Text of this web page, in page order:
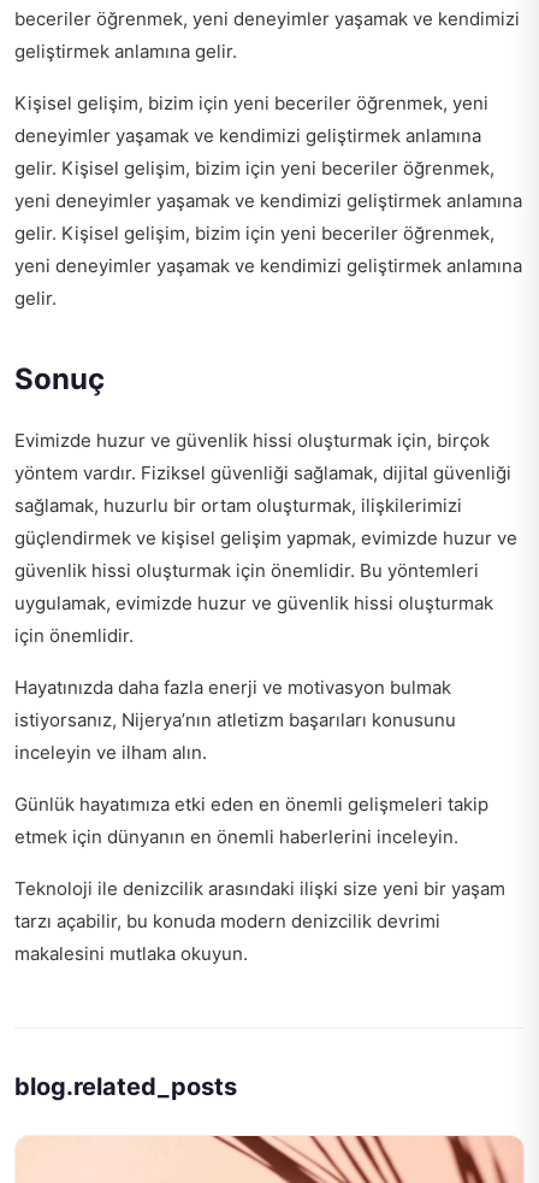
beceriler öğrenmek, yeni deneyimler yaşamak ve kendimizi
geliştirmek anlamına gelir.
Kişisel gelişim, bizim için yeni beceriler öğrenmek, yeni
deneyimler yaşamak ve kendimizi geliştirmek anlamına
gelir. Kişisel gelişim, bizim için yeni beceriler öğrenmek,
yeni deneyimler yaşamak ve kendimizi geliştirmek anlamına
gelir. Kişisel gelişim, bizim için yeni beceriler öğrenmek,
yeni deneyimler yaşamak ve kendimizi geliştirmek anlamına
gelir.
Sonuç
Evimizde huzur ve güvenlik hissi oluşturmak için, birçok
yöntem vardır. Fiziksel güvenliği sağlamak, dijital güvenliği
sağlamak, huzurlu bir ortam oluşturmak, ilişkilerimizi
güçlendirmek ve kişisel gelişim yapmak, evimizde huzur ve
güvenlik hissi oluşturmak için önemlidir. Bu yöntemleri
uygulamak, evimizde huzur ve güvenlik hissi oluşturmak
için önemlidir.
Hayatınızda daha fazla enerji ve motivasyon bulmak
istiyorsanız, Nijerya’nın atletizm başarıları konusunu
inceleyin ve ilham alın.
Günlük hayatımıza etki eden en önemli gelişmeleri takip
etmek için dünyanın en önemli haberlerini inceleyin.
Teknoloji ile denizcilik arasındaki ilişki size yeni bir yaşam
tarzı açabilir, bu konuda modern denizcilik devrimi
makalesini mutlaka okuyun.
blog.related_posts